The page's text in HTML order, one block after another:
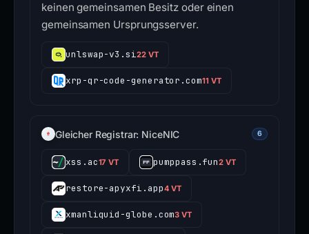
keinen gemeinsamen Besitz oder einen
gemeinsamen Ursprungsserver.
unlswap-v3.si22 VT
xrp-qr-code-generator.com11 VT
Gleicher Registrar: NiceNIC 6
xss.ac17 VT pumppass.fun2 VT
restore-apyxfi.app4 VT
xmanliquid-globe.com3 VT